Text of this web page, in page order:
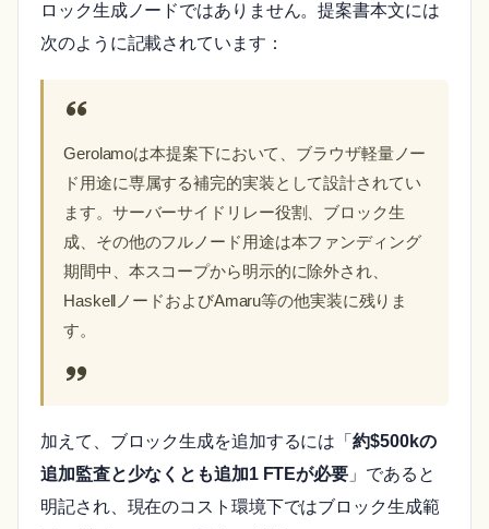
ロック生成ノードではありません。提案書本文には
次のように記載されています：
Gerolamoは本提案下において、ブラウザ軽量ノー
ド用途に専属する補完的実装として設計されてい
ます。サーバーサイドリレー役割、ブロック生
成、その他のフルノード用途は本ファンディング
期間中、本スコープから明示的に除外され、
HaskellノードおよびAmaru等の他実装に残りま
す。
加えて、ブロック生成を追加するには「約$500kの
追加監査と少なくとも追加1 FTEが必要 」であると
明記され、現在のコスト環境下ではブロック生成範